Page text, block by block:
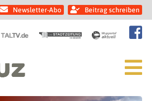
Newsletter-Abo Beitrag schreiben